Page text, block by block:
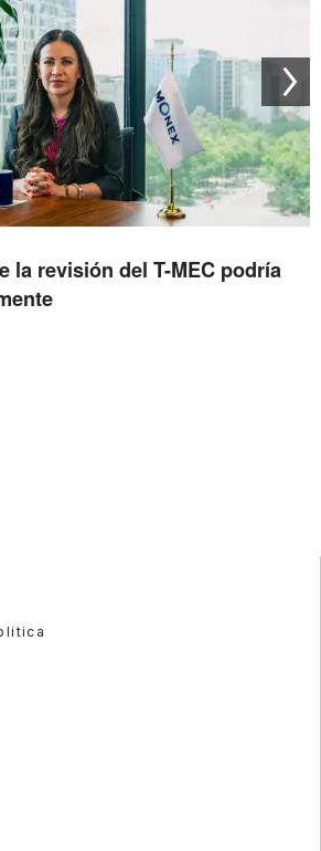
la revisión del T-MEC podría